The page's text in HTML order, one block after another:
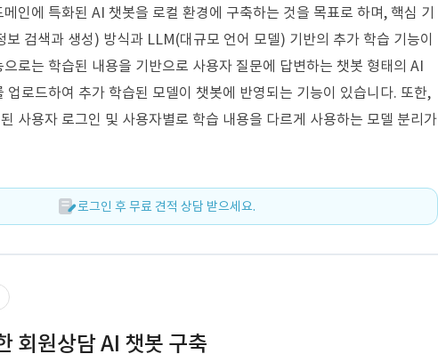
인에 특화된 AI 챗봇을 로컬 환경에 구축하는 것을 목표로 하며, 핵심 기
보 검색과 생성) 방식과 LLM(대규모 언어 모델) 기반의 추가 학습 기능이
로는 학습된 내용을 기반으로 사용자 질문에 답변하는 챗봇 형태의 AI
업로드하여 추가 학습된 모델이 챗봇에 반영되는 기능이 있습니다. 또한,
사용자 로그인 및 사용자별로 학습 내용을 다르게 사용하는 모델 분리가
로그인 후 무료 견적 상담 받으세요.
회원상담 AI 챗봇 구축